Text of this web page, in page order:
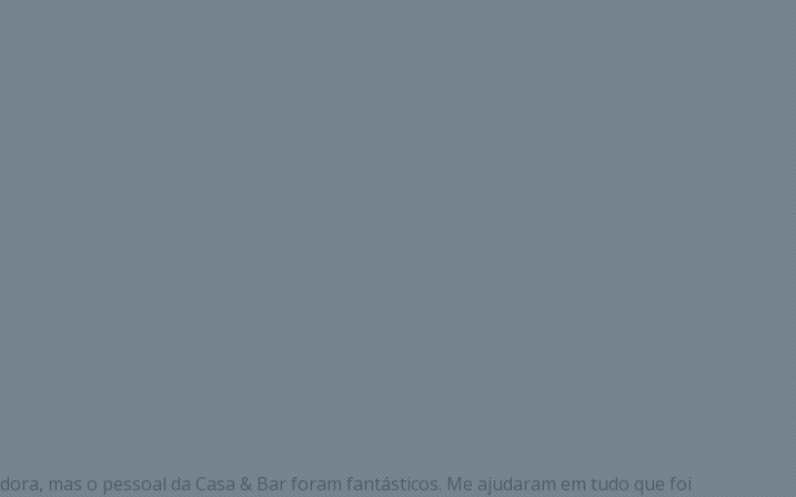
mas o pessoal da Casa & Bar foram fantásticos. Me ajudaram em tudo que foi